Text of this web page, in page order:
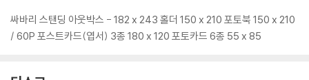
싸바리 스탠딩 아웃박스 - 182 x 243 홀더 150 x 210 포토북 150 x 210
/ 60P 포스트카드(엽서) 3종 180 x 120 포토카드 6종 55 x 85